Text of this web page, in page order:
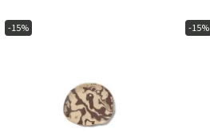
-15% -15%